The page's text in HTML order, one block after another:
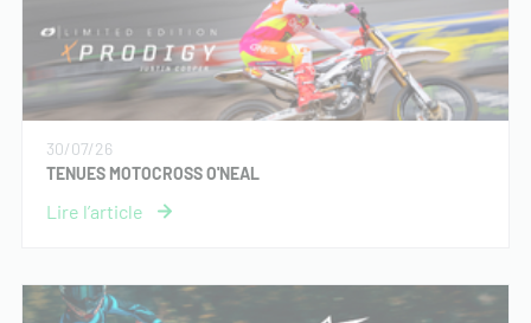
30/07/26
TENUES MOTOCROSS O'NEAL